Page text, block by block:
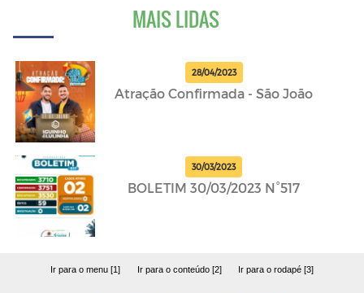
MAIS LIDAS
28/04/2023
Atração Confirmada - São João
30/03/2023
BOLETIM 30/03/2023 N°517
Ir para o menu [1] Ir para o conteúdo [2] Ir para o rodapé [3]